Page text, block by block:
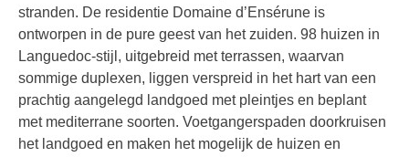
stranden. De residentie Domaine d’Ensérune is
ontworpen in de pure geest van het zuiden. 98 huizen in
Languedoc-stijl, uitgebreid met terrassen, waarvan
sommige duplexen, liggen verspreid in het hart van een
prachtig aangelegd landgoed met pleintjes en beplant
met mediterrane soorten. Voetgangerspaden doorkruisen
het landgoed en maken het mogelijk de huizen en